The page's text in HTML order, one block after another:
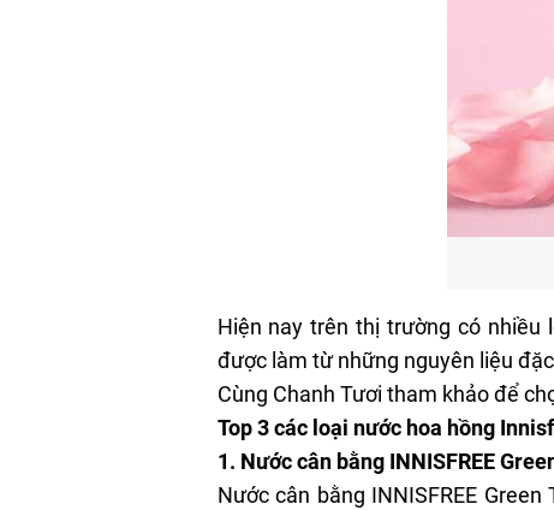
Hiện nay trên thị trường có nhiều
được làm từ những nguyên liệu
Cùng Chanh Tươi tham khảo để
Top 3 các loại nước hoa hồng
1. Nước cân bằng INNISFREE
Nước cân bằng INNISFREE